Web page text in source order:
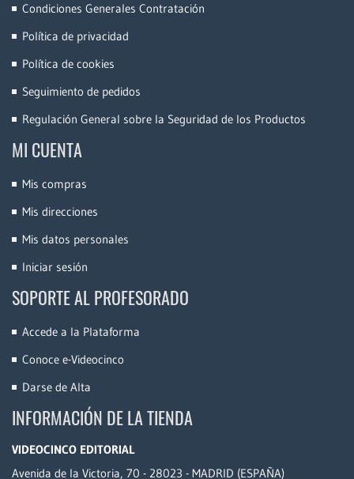
Condiciones Generales Contratación
Política de privacidad
Política de cookies
Seguimiento de pedidos
Regulación General sobre la Seguridad de los Productos
MI CUENTA
Mis compras
Mis direcciones
Mis datos personales
Iniciar sesión
SOPORTE AL PROFESORADO
Accede a la Plataforma
Conoce e-Videocinco
Darse de Alta
INFORMACIÓN DE LA TIENDA
VIDEOCINCO EDITORIAL
Avenida de la Victoria, 70 - 28023 - MADRID (ESPAÑA)